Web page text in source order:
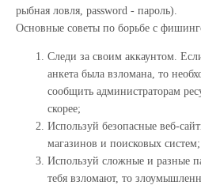
рыбная ловля, password - пароль).
Основные советы по борьбе с
Следи за своим аккаунтом.
анкета была взломана, то
сообщить администраторам
скорее;
Используй безопасные веб-
магазинов и поисковых систем;
Используй сложные и разные
тебя взломают, то